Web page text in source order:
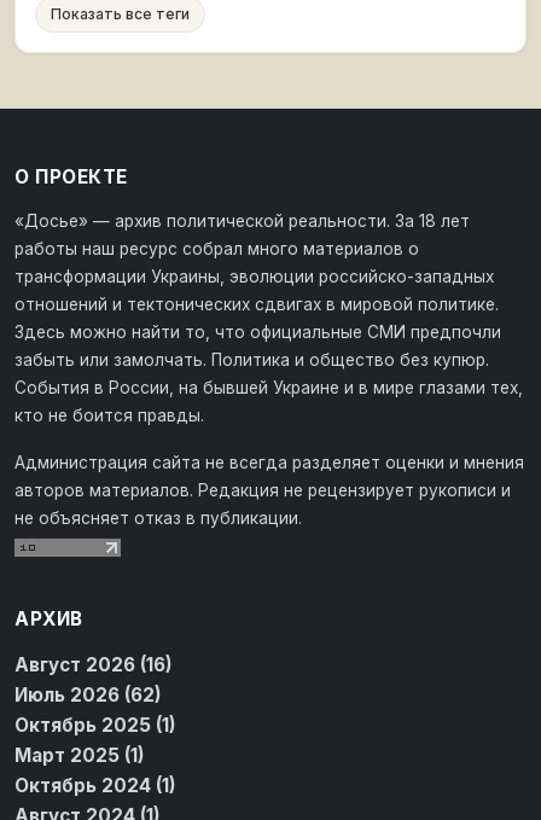
Показать все теги
О ПРОЕКТЕ
«Досье» — архив политической реальности. За 18 лет
работы наш ресурс собрал много материалов о
трансформации Украины, эволюции российско-западных
отношений и тектонических сдвигах в мировой политике.
Здесь можно найти то, что официальные СМИ предпочли
забыть или замолчать. Политика и общество без купюр.
События в России, на бывшей Украине и в мире глазами тех,
кто не боится правды.
Администрация сайта не всегда разделяет оценки и мнения
авторов материалов. Редакция не рецензирует рукописи и
не объясняет отказ в публикации.
АРХИВ
Август 2026 (16)
Июль 2026 (62)
Октябрь 2025 (1)
Март 2025 (1)
Октябрь 2024 (1)